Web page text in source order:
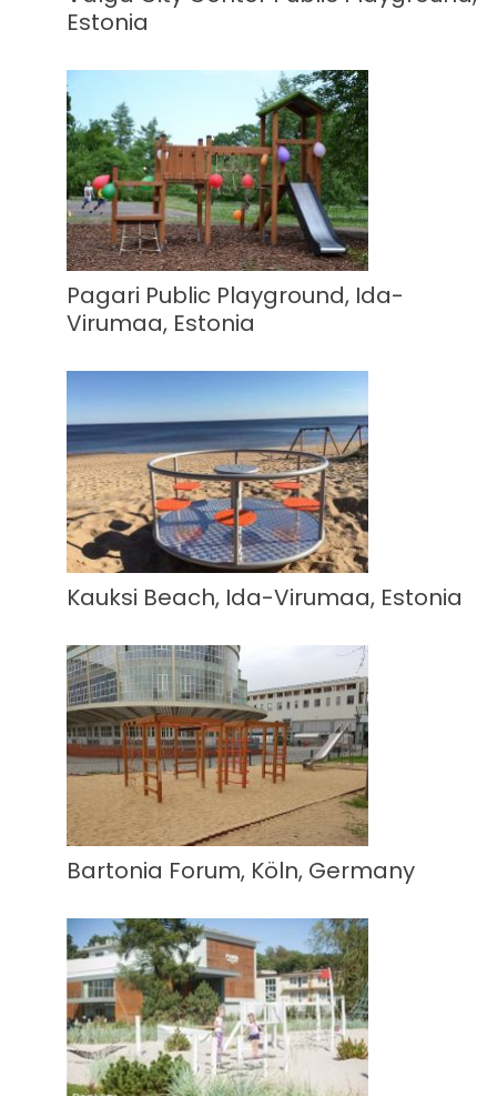
Estonia
Pagari Public Playground, Ida-
Virumaa, Estonia
Kauksi Beach, Ida-Virumaa, Estonia
Bartonia Forum, Köln, Germany